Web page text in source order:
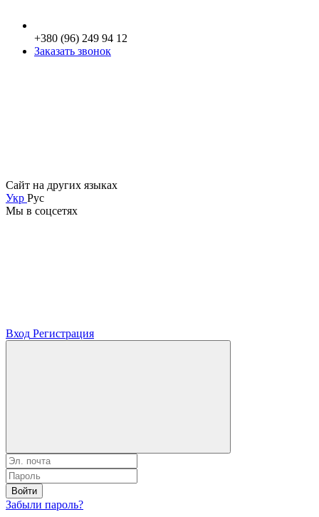
+380 (96) 249 94 12
Заказать звонок
Сайт на других языках
Укр Рус
Мы в соцсетях
Вход Регистрация
Войти
Забыли пароль?